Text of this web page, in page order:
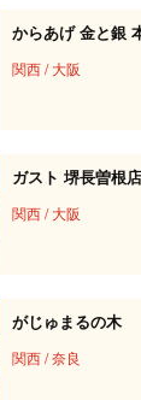
からあげ 金と銀
関西/大阪
ガスト 堺長曽根店
関西/大阪
がじゅまるの木
関西/奈良